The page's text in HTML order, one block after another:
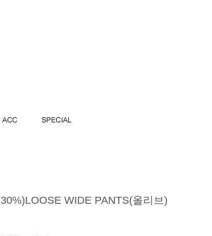
30%)LOOSE WIDE PANTS(올리브)